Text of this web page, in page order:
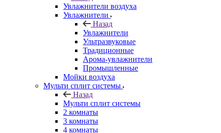
Увлажнители воздуха
Увлажнители
Назад
Увлажнители
Ультразвуковые
Традиционные
Арома-увлажнители
Промышленные
Мойки воздуха
Мульти сплит системы
Назад
Мульти сплит системы
2 комнаты
3 комнаты
4 комнаты